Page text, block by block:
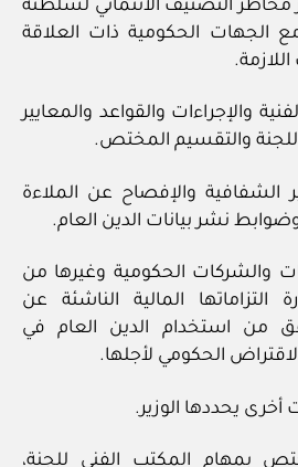
مخاطر التصنيف الائتماني لسلطنة
الجهات الحكومية ذات العلاقة
الفنية والإجراءات والقواعد والمعايير
والتقسيم المختص.
الشفافية والإفصاح عن الملاءة
نشر بيانات الدين العام.
والشركات الحكومية وغيرها من
التزاماتها المالية الناشئة عن
من استخدام الدين العام في
الحكومي لأجلها.
بمهام المكتب الفني للجنة،